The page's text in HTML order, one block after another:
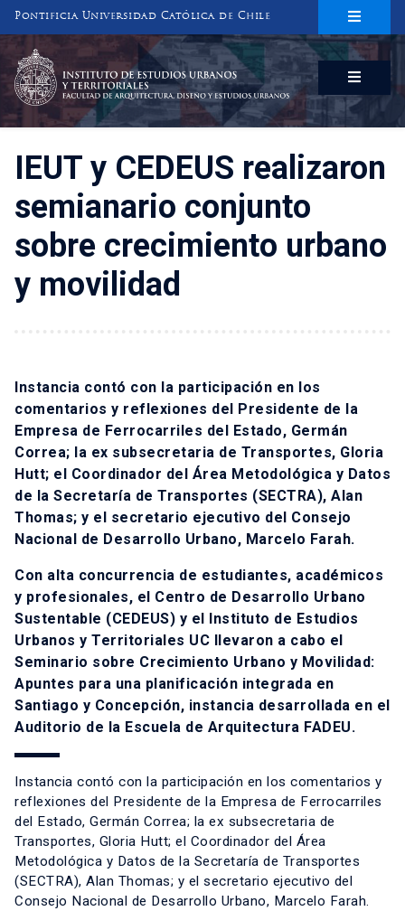
Pontificia Universidad Católica de Chile
INSTITUTO DE ESTUDIOS URBANOS
Y TERRITORIALES
FACULTAD DE ARQUITECTURA, DISEÑO Y ESTUDIOS URBANOS
IEUT y CEDEUS realizaron
semianario conjunto
sobre crecimiento urbano
y movilidad
Instancia contó con la participación en los
comentarios y reflexiones del Presidente de la
Empresa de Ferrocarriles del Estado, Germán
Correa; la ex subsecretaria de Transportes, Gloria
Hutt; el Coordinador del Área Metodológica y Datos
de la Secretaría de Transportes (SECTRA), Alan
Thomas; y el secretario ejecutivo del Consejo
Nacional de Desarrollo Urbano, Marcelo Farah.
Con alta concurrencia de estudiantes, académicos
y profesionales, el Centro de Desarrollo Urbano
Sustentable (CEDEUS) y el Instituto de Estudios
Urbanos y Territoriales UC llevaron a cabo el
Seminario sobre Crecimiento Urbano y Movilidad:
Apuntes para una planificación integrada en
Santiago y Concepción, instancia desarrollada en el
Auditorio de la Escuela de Arquitectura FADEU.
Instancia contó con la participación en los comentarios y
reflexiones del Presidente de la Empresa de Ferrocarriles
del Estado, Germán Correa; la ex subsecretaria de
Transportes, Gloria Hutt; el Coordinador del Área
Metodológica y Datos de la Secretaría de Transportes
(SECTRA), Alan Thomas; y el secretario ejecutivo del
Consejo Nacional de Desarrollo Urbano, Marcelo Farah.